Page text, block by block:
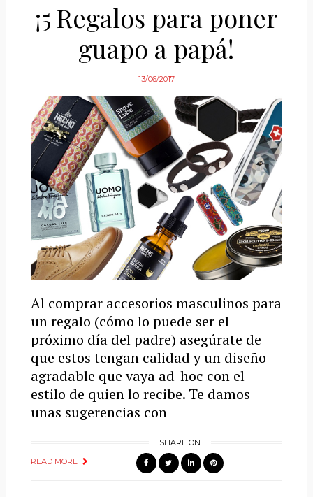
¡5 Regalos para poner
guapo a papá!
13/06/2017
Al comprar accesorios masculinos para
un regalo (cómo lo puede ser el
próximo día del padre) asegúrate de
que estos tengan calidad y un diseño
agradable que vaya ad-hoc con el
estilo de quien lo recibe. Te damos
unas sugerencias con
READ MORE
SHARE ON